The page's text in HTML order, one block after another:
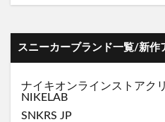
スニーカーブランド一覧/新作
ナイキオンラインストアク
NIKELAB
SNKRS JP